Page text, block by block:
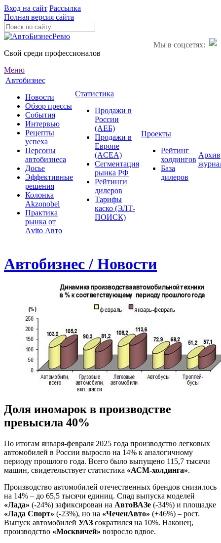
Вход на сайт Рассылка
Полная версия сайта
Мы в соцсетях:
Свой среди профессионалов
Меню
Автобизнес
Новости
Обзор прессы
События
Интервью
Рецепты
успеха
Персоны
автобизнеса
Досье
Эффективные
решения
Колонка
Akzonobel
Практика
рынка от
Аvito Авто
Статистика
Продажи в
России
(АЕБ)
Продажи в
Европе
(ACEA)
Сегментация
рынка РФ
Рейтинги
дилеров
Тарифы
каско (ЭЛТ-
ПОИСК)
Проекты
Рейтинг
холдингов
База
дилеров
Архив
Автобизнес / Новости
Доля иномарок в производстве
превысила 40%
По итогам января-февраля 2025 года производство легковых
автомобилей в России выросло на 14% к аналогичному
периоду прошлого года. Всего было выпущено 115,7 тысячи
машин, свидетельствует статистика «АСМ-холдинга».
Производство автомобилей отечественных брендов снизилось
на 14% – до 65,5 тысячи единиц. Спад выпуска моделей
«Лада» (-24%) зафиксирован на АвтоВАЗе (-34%) и площадке
«Лада Спорт» (-23%), но на «ЧеченАвто» (+46%) – рост.
Выпуск автомобилей УАЗ сократился на 10%. Наконец,
производство «Москвичей» возросло вдвое.